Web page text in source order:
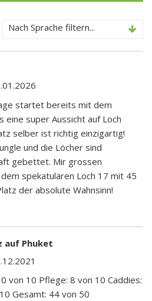
Nach Sprache filtern...
startet bereits mit dem
eine super Aussicht auf Loch
selber ist richtig einzigartig!
und die Löcher sind
gebettet. Mir grossen
spekatulären Loch 17 mit 45
der absolute Wahnsinn!
auf Phuket
von 10 Pflege: 8 von 10 Caddies:
Gesamt: 44 von 50